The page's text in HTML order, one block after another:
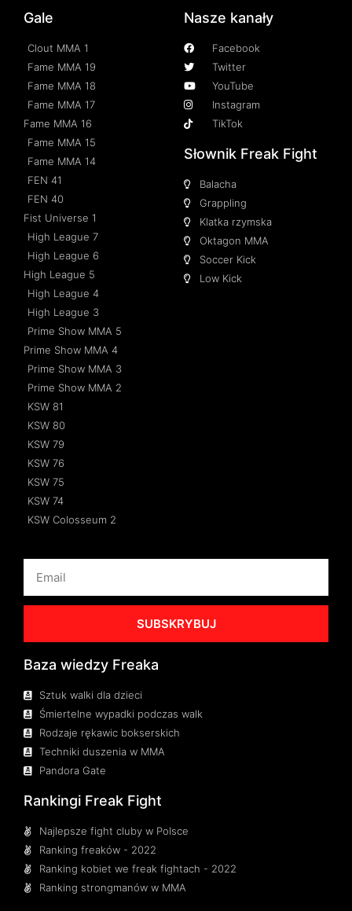
Gale
Clout MMA 1
Fame MMA 19
Fame MMA 18
Fame MMA 17
Fame MMA 16
Fame MMA 15
Fame MMA 14
FEN 41
FEN 40
Fist Universe 1
High League 7
High League 6
High League 5
High League 4
High League 3
Prime Show MMA 5
Prime Show MMA 4
Prime Show MMA 3
Prime Show MMA 2
KSW 81
KSW 80
KSW 79
KSW 76
KSW 75
KSW 74
KSW Colosseum 2
Nasze kanały
Facebook
Twitter
YouTube
Instagram
TikTok
Słownik Freak Fight
Balacha
Grappling
Klatka rzymska
Oktagon MMA
Soccer Kick
Low Kick
SUBSKRYBUJ
Baza wiedzy Freaka
Sztuk walki dla dzieci
Śmiertelne wypadki podczas walk
Rodzaje rękawic bokserskich
Techniki duszenia w MMA
Pandora Gate
Rankingi Freak Fight
Najlepsze fight cluby w Polsce
Ranking freaków - 2022
Ranking kobiet we freak fightach - 2022
Ranking strongmanów w MMA